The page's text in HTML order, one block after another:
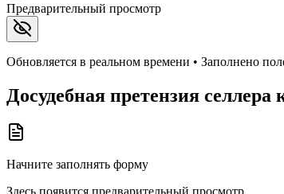
Предварительный просмотр
Обновляется в реальном времени • Заполнено
Досудебная претензия
Начните заполнять форму
Здесь появится предварительный просмотр